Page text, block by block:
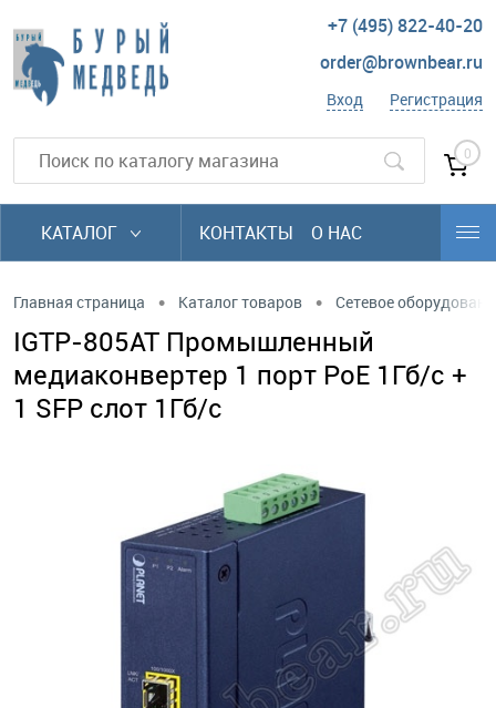
+7 (495) 822-40-20
order@brownbear.ru
Вход Регистрация
0
КАТАЛОГ КОНТАКТЫ О НАС
Главная страница • Каталог товаров • Сетевое
IGTP-805AT Промышленный
медиаконвертер 1 порт PoE 1Гб/с +
1 SFP слот 1Гб/с